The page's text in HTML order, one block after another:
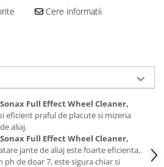
Cere informatii
Full Effect Wheel Cleaner,
eficient praful de placute si mizeria
aliaj.
Full Effect Wheel Cleaner,
jante de aliaj este foarte eficienta,
ph de doar 7, este sigura chiar si